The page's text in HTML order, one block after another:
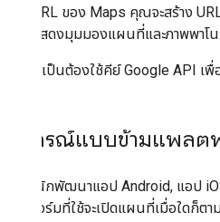
เมื่อใช้ URL ของ Maps คุณจะสร้าง
รวมถึงแสดงมุมมองแผนที่และภาพพาโ
คุณไม่จำเป็นต้องใช้คีย์ Google API เ
ไวยากรณ์แบบข้ามแพล
ในฐานะนักพัฒนาแอป Android, แอป
แพลตฟอร์มที่ใช้จะเปิดแผนที่เมื่อใดก็ตา